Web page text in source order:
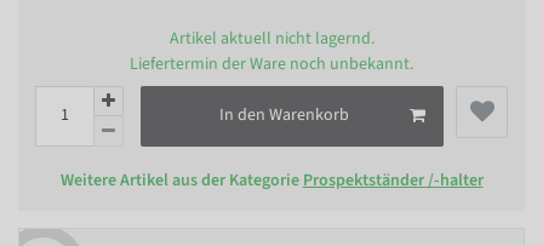
Artikel aktuell nicht lagernd.
Liefertermin der Ware noch unbekannt.
In den Warenkorb
Weitere Artikel aus der Kategorie Prospektständer /-halter